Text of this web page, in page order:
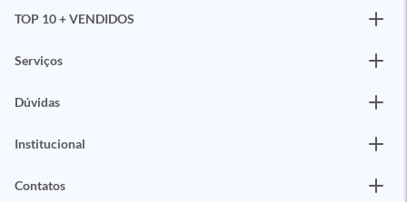
TOP 10 + VENDIDOS
Serviços
Dúvidas
Institucional
Contatos